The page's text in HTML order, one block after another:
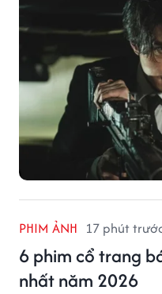
PHIM ẢNH 17 phút
6 phim cổ trang
nhất năm 2026